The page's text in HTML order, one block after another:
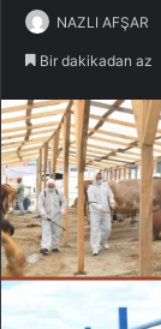
NAZLI AFŞAR
Bir dakikadan az